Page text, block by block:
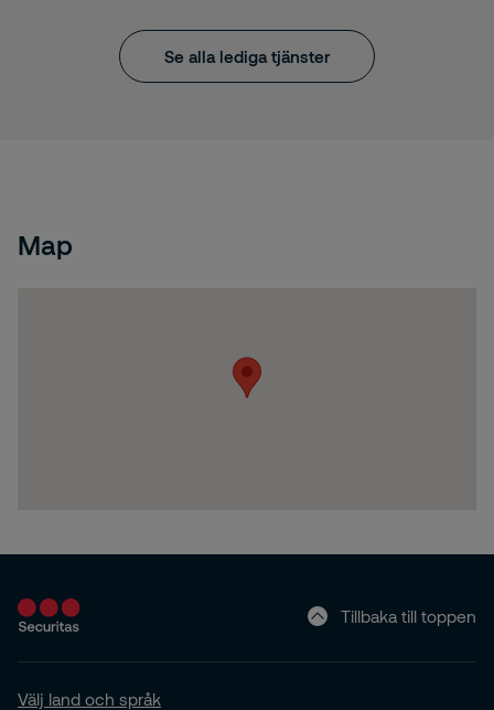
Se alla lediga tjänster
Map
Tillbaka till toppen
Välj land och språk